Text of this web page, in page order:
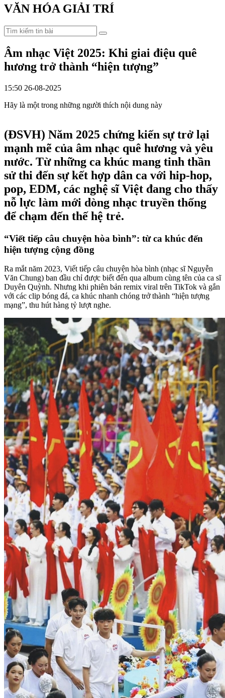
VĂN HÓA GIẢI TRÍ
Âm nhạc Việt 2025: Khi giai điệu quê
hương trở thành “hiện tượng”
15:50 26-08-2025
Hãy là một trong những người thích nội dung này
(ĐSVH) Năm 2025 chứng kiến sự trở lại
mạnh mẽ của âm nhạc quê hương và yêu
nước. Từ những ca khúc mang tinh thần
sử thi đến sự kết hợp dân ca với hip-hop,
pop, EDM, các nghệ sĩ Việt đang cho thấy
nỗ lực làm mới dòng nhạc truyền thống
để chạm đến thế hệ trẻ.
“Viết tiếp câu chuyện hòa bình”: từ ca khúc đến
hiện tượng cộng đồng
Ra mắt năm 2023, Viết tiếp câu chuyện hòa bình (nhạc sĩ Nguyễn
Văn Chung) ban đầu chỉ được biết đến qua album cùng tên của ca sĩ
Duyên Quỳnh. Nhưng khi phiên bản remix viral trên TikTok và gắn
với các clip bóng đá, ca khúc nhanh chóng trở thành “hiện tượng
mạng”, thu hút hàng tỷ lượt nghe.